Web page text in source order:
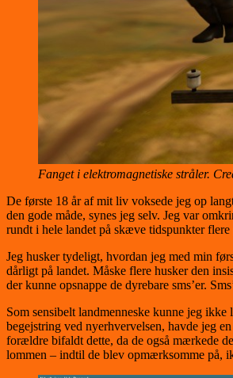
Fanget i elektromagnetiske stråler.
De første 18 år af mit liv voksede jeg op
den gode måde, synes jeg selv. Jeg var
rundt i hele landet på skæve tidspunkter
Jeg husker tydeligt, hvordan jeg med min
dårligt på landet. Måske flere husker den
der kunne opsnappe de dyrebare sms’er.
Som sensibelt landmenneske kunne jeg
begejstring ved nyerhvervelsen, havde jeg
forældre bifaldt dette, da de også mærkede
lommen – indtil de blev opmærksomme på,